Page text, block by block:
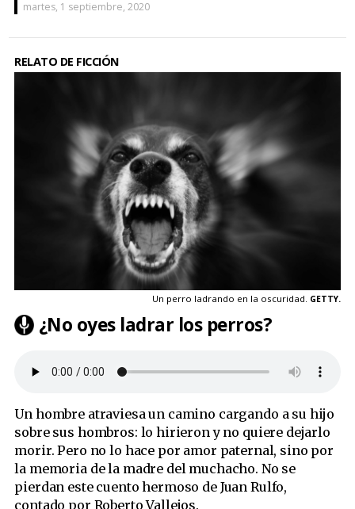
martes, 1 septiembre, 2020
RELATO DE FICCIÓN
Un perro ladrando en la oscuridad. GETTY.
¿No oyes ladrar los perros?
Un hombre atraviesa un camino cargando a su hijo
sobre sus hombros: lo hirieron y no quiere dejarlo
morir. Pero no lo hace por amor paternal, sino por
la memoria de la madre del muchacho. No se
pierdan este cuento hermoso de Juan Rulfo,
contado por Roberto Vallejos.